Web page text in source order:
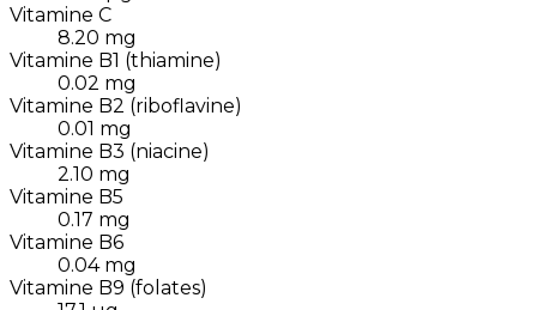
Vitamine C
8.20 mg
Vitamine B1 (thiamine)
0.02 mg
Vitamine B2 (riboflavine)
0.01 mg
Vitamine B3 (niacine)
2.10 mg
Vitamine B5
0.17 mg
Vitamine B6
0.04 mg
Vitamine B9 (folates)